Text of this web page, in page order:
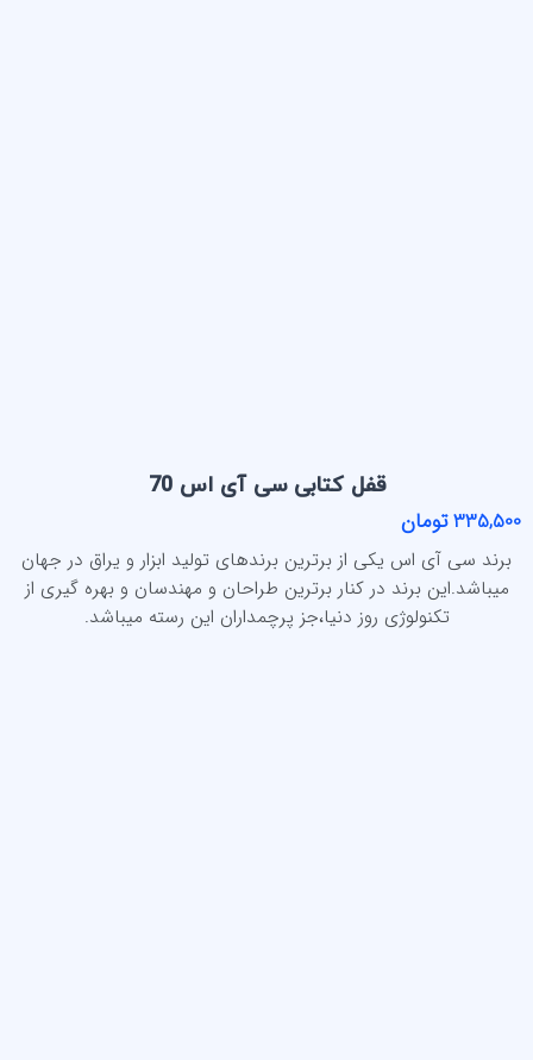
قفل کتابی سی آی اس 70
335,500 تومان
برند سی آی اس یکی از برترین برندهای تولید ابزار و یراق در جهان
میباشد.این برند در کنار برترین طراحان و مهندسان و بهره گیری از
تکنولوژی روز دنیا،جز پرچمداران این رسته میباشد.